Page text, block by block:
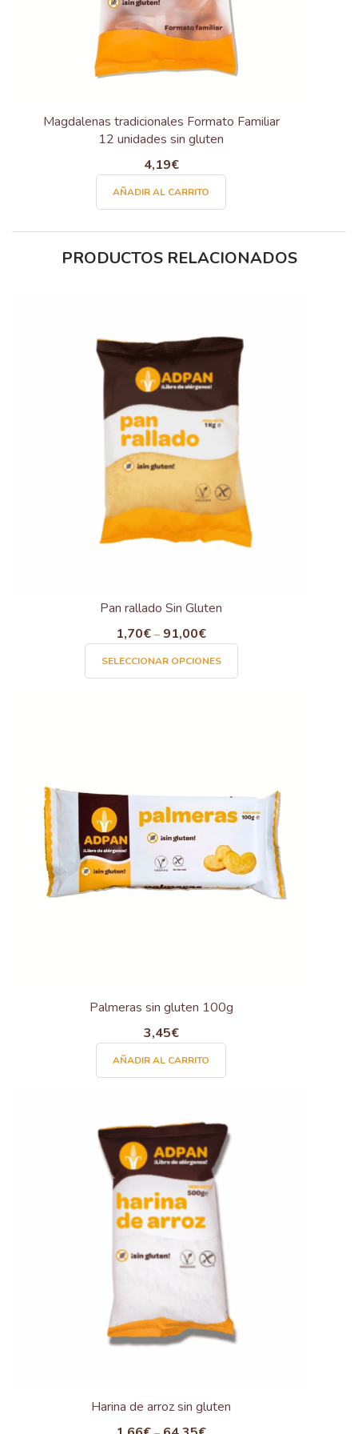
Magdalenas tradicionales Formato Familiar
12 unidades sin gluten
4,19€
AÑADIR AL CARRITO
PRODUCTOS RELACIONADOS
Pan rallado Sin Gluten
1,70€ – 91,00€
SELECCIONAR OPCIONES
producto
pueden
elegir
la
página
de
Palmeras sin gluten 100g
3,45€
AÑADIR AL CARRITO
Harina de arroz sin gluten